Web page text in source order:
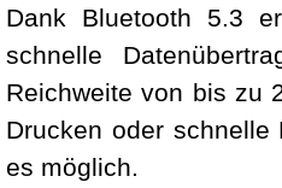
Dank Bluetooth 5.3
schnelle
Reichweite von bis zu
Drucken oder schnelle
es möglich.